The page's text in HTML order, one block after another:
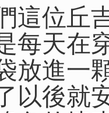
位丘吉
每天在
放進一
以後就